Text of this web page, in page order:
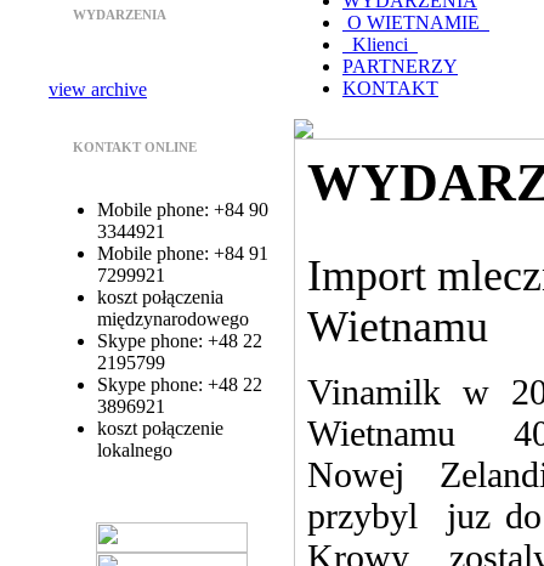
WYDARZENIA
view archive
KONTAKT ONLINE
Mobile phone: +84 90
3344921
Mobile phone: +84 91
7299921
koszt połączenia
międzynarodowego
Skype phone: +48 22
2195799
Skype phone: +48 22
3896921
koszt połączenie
lokalnego
O WIETNAMIE
Klienci
PARTNERZY
KONTAKT
Import
Wietnamu
Vinamilk w
Wietnamu
Nowej
przybyl juz do
Krowy